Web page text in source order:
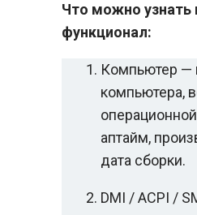
Что можно узнать
функционал:
Компьютер —
компьютера,
аптайм,
дата сборки.
DMI / ACPI /